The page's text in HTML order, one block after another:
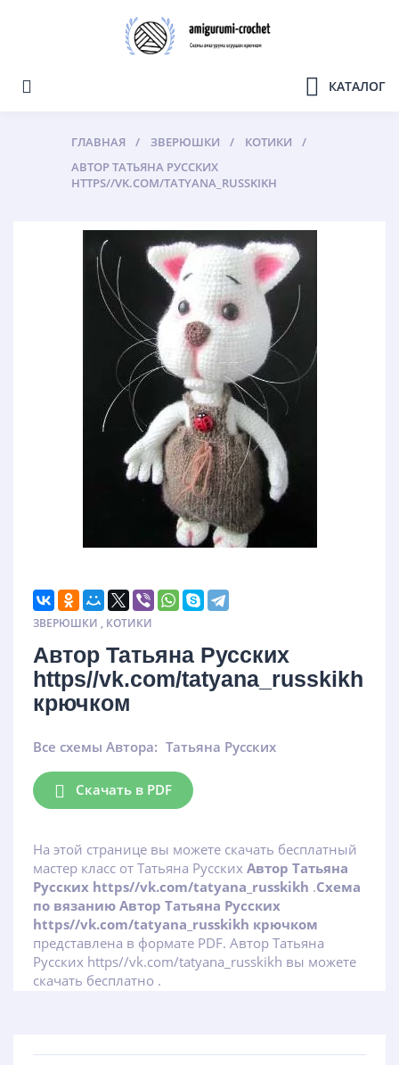
КАТАЛОГ
ГЛАВНАЯ ЗВЕРЮШКИ
КОТИКИ
АВТОР ТАТЬЯНА РУССКИХ
HTTPS//VK.COM/TATYANA_RUSSKIKH
ЗВЕРЮШКИ , КОТИКИ
Автор Татьяна Русских
https//vk.com/tatyana_russkikh
крючком
Все схемы Автора: Татьяна Русских
Скачать в PDF
На этой странице вы можете скачать бесплатный
мастер класс от Татьяна Русских Автор Татьяна
Русских https//vk.com/tatyana_russkikh .Схема
по вязанию Автор Татьяна Русских
https//vk.com/tatyana_russkikh крючком
представлена в формате PDF. Автор Татьяна
Русских https//vk.com/tatyana_russkikh вы можете
скачать бесплатно .